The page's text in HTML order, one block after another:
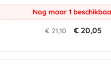
Nog maar 1
€ 21,10 € 20,05